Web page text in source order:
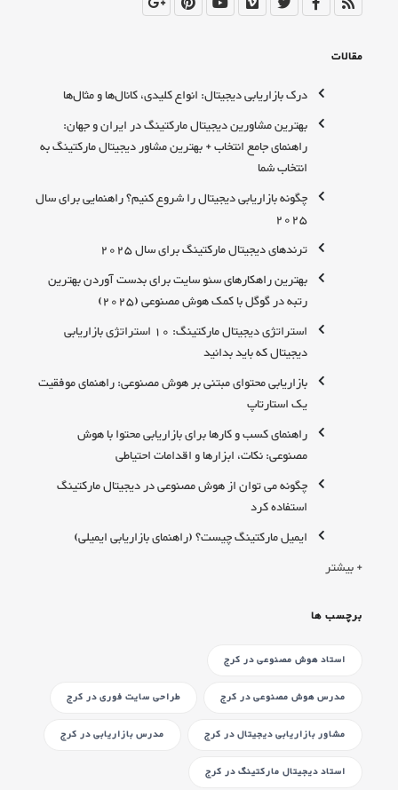
مقالات
درک بازاریابی دیجیتال: انواع کلیدی، کانال‌ها و مثال‌ها
بهترین مشاورین دیجیتال مارکتینگ در ایران و جهان:
راهنمای جامع انتخاب + بهترین مشاور دیجیتال مارکتینگ به
انتخاب شما
چگونه بازاریابی دیجیتال را شروع کنیم؟ راهنمایی برای سال
2025
ترندهای دیجیتال مارکتینگ برای سال 2025
بهترین راهکارهای سئو سایت برای بدست آوردن بهترین
رتبه در گوگل با کمک هوش مصنوعی (2025)
استراتژی دیجیتال مارکتینگ: 10 استراتژی بازاریابی
دیجیتال که باید بدانید
بازاریابی محتوای مبتنی بر هوش مصنوعی: راهنمای موفقیت
یک استارتاپ
راهنمای کسب و کارها برای بازاریابی محتوا با هوش
مصنوعی: نکات، ابزارها و اقدامات احتیاطی
چگونه می توان از هوش مصنوعی در دیجیتال مارکتینگ
استفاده کرد
ایمیل مارکتینگ چیست؟ (راهنمای بازاریابی ایمیلی)
+ بیشتر
برچسب ها
استاد هوش مصنوعیدر کرج
مدرس هوش مصنوعیدر کرج طراحی سایت فوریدر کرج
مشاور بازاریابی دیجیتالدر کرج مدرس بازاریابیدر کرج
استاد دیجیتال مارکتینگدر کرج